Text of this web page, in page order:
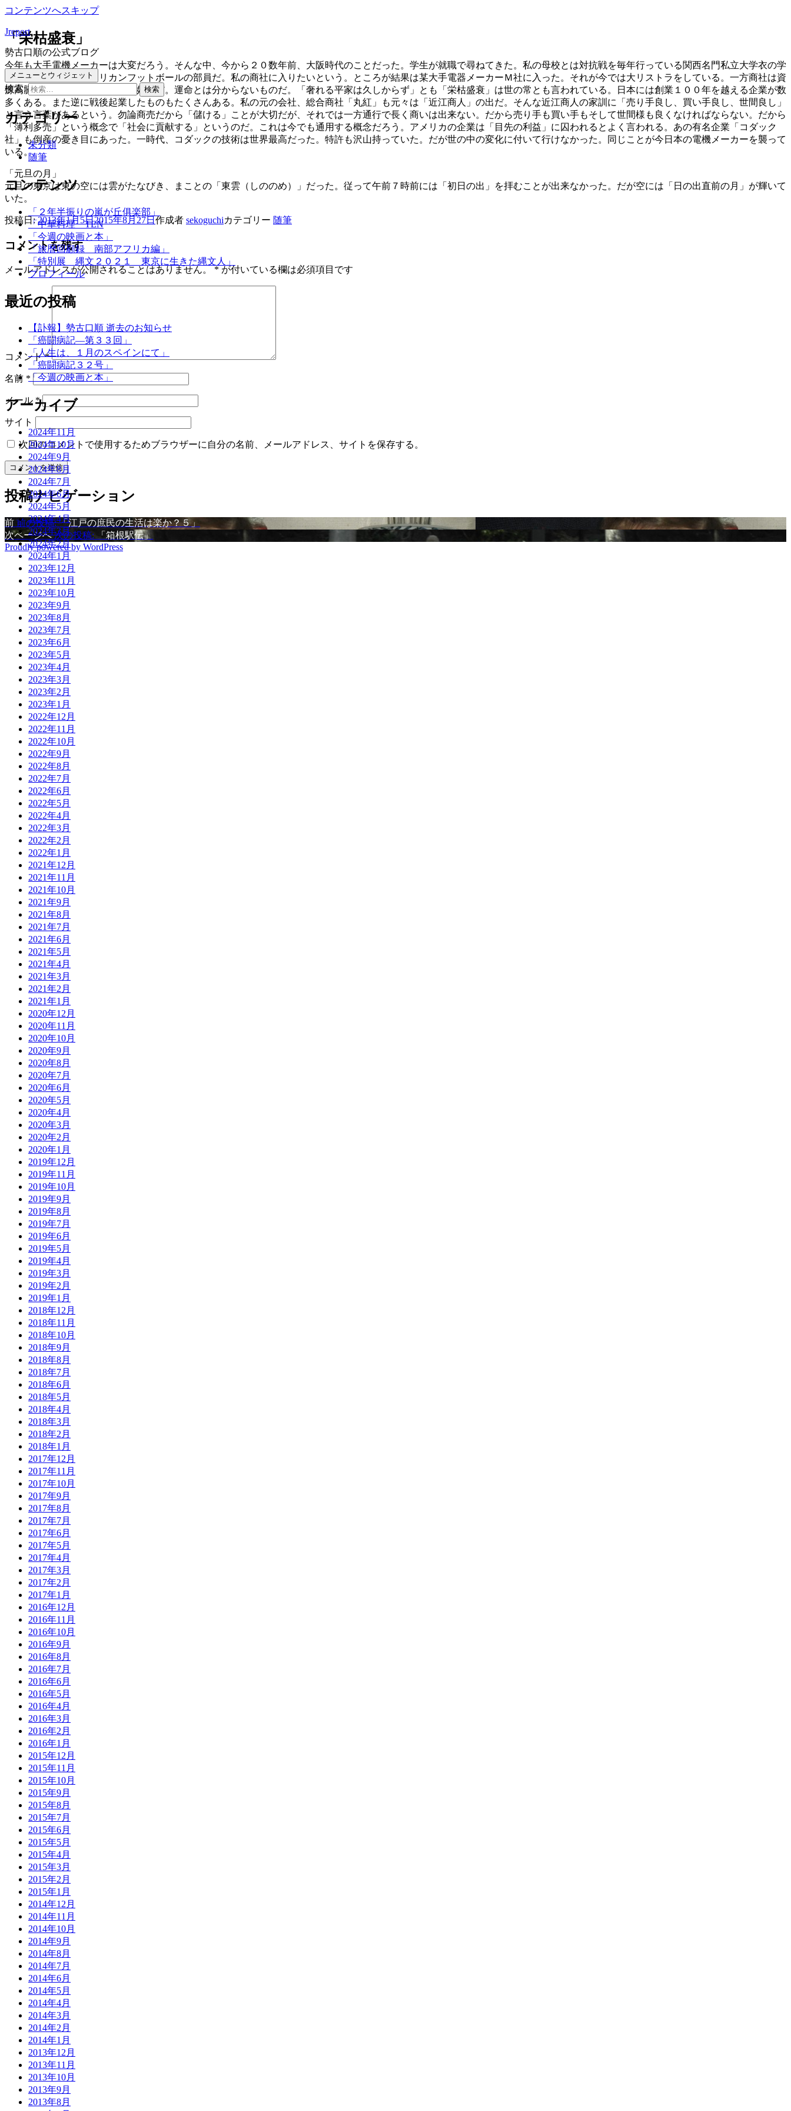
コンテンツへスキップ
Jreport
勢古口順の公式ブログ
メニューとウィジェット
検索:
カテゴリー
未分類
随筆
コンテンツ
「２年半振りの嵐が丘俱楽部」
「中華料理 TEN
「今週の映画と本」
「旅暦回顧録 南部アフリカ編」
「特別展 縄文２０２１ 東京に生きた縄文人」
プロフィール
最近の投稿
【訃報】勢古口順 逝去のお知らせ
「癌闘病記―第３３回」
「人生は、１月のスペインにて」
「癌闘病記３２号」
「今週の映画と本」
アーカイブ
2024年11月
2024年10月
2024年9月
2024年8月
2024年7月
2024年6月
2024年5月
2024年4月
2024年3月
2024年2月
2024年1月
2023年12月
2023年11月
2023年10月
2023年9月
2023年8月
2023年7月
2023年6月
2023年5月
2023年4月
2023年3月
2023年2月
2023年1月
2022年12月
2022年11月
2022年10月
2022年9月
2022年8月
2022年7月
2022年6月
2022年5月
2022年4月
2022年3月
2022年2月
2022年1月
2021年12月
2021年11月
2021年10月
2021年9月
2021年8月
2021年7月
2021年6月
2021年5月
2021年4月
2021年3月
2021年2月
2021年1月
2020年12月
2020年11月
2020年10月
2020年9月
2020年8月
2020年7月
2020年6月
2020年5月
2020年4月
2020年3月
2020年2月
2020年1月
2019年12月
2019年11月
2019年10月
2019年9月
2019年8月
2019年7月
2019年6月
2019年5月
2019年4月
2019年3月
2019年2月
2019年1月
2018年12月
2018年11月
2018年10月
2018年9月
2018年8月
2018年7月
2018年6月
2018年5月
2018年4月
2018年3月
2018年2月
2018年1月
2017年12月
2017年11月
2017年10月
2017年9月
2017年8月
2017年7月
2017年6月
2017年5月
2017年4月
2017年3月
2017年2月
2017年1月
2016年12月
2016年11月
2016年10月
2016年9月
2016年8月
2016年7月
2016年6月
2016年5月
2016年4月
2016年3月
2016年2月
2016年1月
2015年12月
2015年11月
2015年10月
2015年9月
2015年8月
2015年7月
2015年6月
2015年5月
2015年4月
2015年3月
2015年2月
2015年1月
2014年12月
2014年11月
2014年10月
2014年9月
2014年8月
2014年7月
2014年6月
2014年5月
2014年4月
2014年3月
2014年2月
2014年1月
2013年12月
2013年11月
2013年10月
2013年9月
2013年8月
「栄枯盛衰」
今年も大手電機メーカーは大変だろう。そんな中、今から２０数年前、大阪時代のことだった。学生が就職で尋ねてきた。私の母校とは対抗戦を毎年行っている関西名門私立大学衣の学
生だった。それもアメリカンフットボールの部員だ。私の商社に入りたいという。ところが結果は某大手電器メーカーＭ社に入った。それが今では大リストラをしている。一方商社は資
源高騰のあおりもあり、今や絶好調だ。運命とは分からないものだ。「奢れる平家は久しからず」とも「栄枯盛衰」は世の常とも言われている。日本には創業１００年を越える企業が数
多くある。また逆に戦後起業したものもたくさんある。私の元の会社、総合商社「丸紅」も元々は「近江商人」の出だ。そんな近江商人の家訓に「売り手良し、買い手良し、世間良し」
と言う言葉があるという。勿論商売だから「儲ける」ことが大切だが、それでは一方通行で長く商いは出来ない。だから売り手も買い手もそして世間様も良くなければならない。だから
「薄利多売」という概念で「社会に貢献する」というのだ。これは今でも通用する概念だろう。アメリカの企業は「目先の利益」に囚われるとよく言われる。あの有名企業「コダック
社」も倒産の憂き目にあった。一時代、コダックの技術は世界最高だった。特許も沢山持っていた。だが世の中の変化に付いて行けなかった。同じことが今日本の電機メーカーを襲って
いる。
「元旦の月」
元旦の東京は東の空には雲がたなびき、まことの「東雲（しののめ）」だった。従って午前７時前には「初日の出」を拝むことが出来なかった。だが空には「日の出直前の月」が輝いて
いた。
投稿日:2013年1月5日2015年8月27日 作成者 sekoguchiカテゴリー 随筆
コメントを残す
メールアドレスが公開されることはありません。 * が付いている欄は必須項目です
コメント*
名前 *
メール *
サイト
次回のコメントで使用するためブラウザーに自分の名前、メールアドレス、サイトを保存する。
投稿ナビゲーション
前 前の投稿: 「江戸の庶民の生活は楽か？５」
次ページへ 次の投稿: 「箱根駅伝」
Proudly powered by WordPress